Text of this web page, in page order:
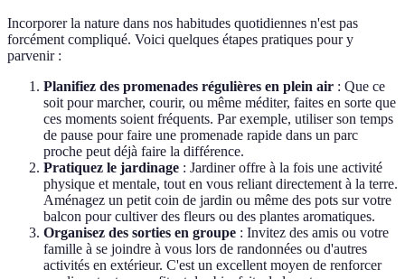
Incorporer la nature dans nos habitudes quotidiennes n'est pas
forcément compliqué. Voici quelques étapes pratiques pour y
parvenir :
Planifiez des promenades régulières en plein air : Que ce
soit pour marcher, courir, ou même méditer, faites en sorte que
ces moments soient fréquents. Par exemple, utiliser son temps
de pause pour faire une promenade rapide dans un parc
proche peut déjà faire la différence.
Pratiquez le jardinage : Jardiner offre à la fois une activité
physique et mentale, tout en vous reliant directement à la terre.
Aménagez un petit coin de jardin ou même des pots sur votre
balcon pour cultiver des fleurs ou des plantes aromatiques.
Organisez des sorties en groupe : Invitez des amis ou votre
famille à se joindre à vous lors de randonnées ou d'autres
activités en extérieur. C'est un excellent moyen de renforcer